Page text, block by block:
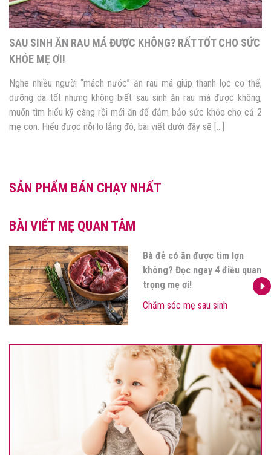
SAU SINH ĂN RAU MÁ ĐƯỢC KHÔNG? RẤT TỐT CHO SỨC
KHỎE MẸ ƠI!
Nghe nhiều người “mách nước” ăn rau má giúp thanh lọc cơ thể,
dưỡng da tốt nhưng không biết sau sinh ăn rau má được không,
muốn tìm hiểu kỹ càng rồi mới ăn để đảm bảo sức khỏe cho cả 2
mẹ con. Hiểu được nỗi lo lắng đó, bài viết dưới đây sẽ […]
SẢN PHẨM BÁN CHẠY NHẤT
BÀI VIẾT MẸ QUAN TÂM
Bà đẻ có ăn được tim lợn
không? Đọc ngay 4 điều quan
trọng mẹ ơi!
Chăm sóc mẹ sau sinh